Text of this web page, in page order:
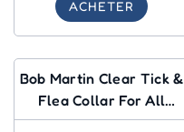
ACHETER
Bob Martin Clear Tick &
Flea Collar For All
Dogs 60cm 1 Pack